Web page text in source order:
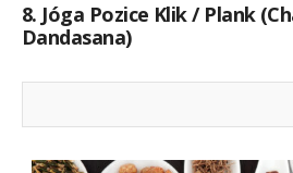
8. Jóga Pozice Klik / Plank
Dandasana)